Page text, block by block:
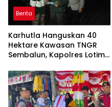
Berita
Karhutla Hanguskan 40
Hektare Kawasan TNGR
Sembalun, Kapolres Lotim
Api